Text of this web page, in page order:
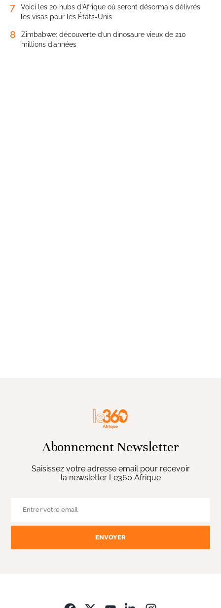
7
Voici les 20 hubs d’Afrique où seront désormais délivrés
les visas pour les États-Unis
8
Zimbabwe: découverte d’un dinosaure vieux de 210
millions d’années
Abonnement Newsletter
Saisissez votre adresse email pour recevoir
la newsletter Le360 Afrique
ENVOYER